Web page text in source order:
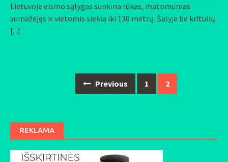
Lietuvoje eismo sąlygas sunkina rūkas, matomumas
sumažėjęs ir vietomis siekia iki 130 metrų. Šalyje be kritulių.
[...]
Previous 1 2
REKLAMA